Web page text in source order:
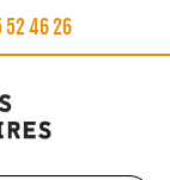
52 46 26